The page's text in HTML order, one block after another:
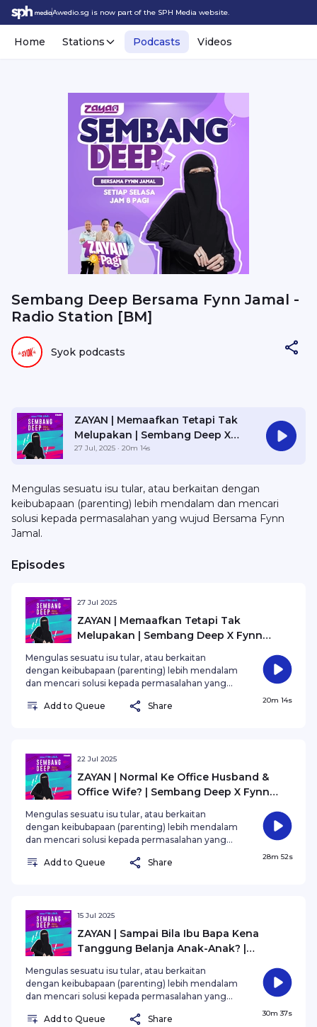
Awedio.sg is now part of the SPH Media website.
Home Stations Podcasts Videos
Sembang Deep Bersama Fynn Jamal -
Radio Station [BM]
Syok podcasts
ZAYAN | Memaafkan Tetapi Tak
Melupakan | Sembang Deep X
Fynn Jamal
27 Jul, 2025 · 20m 14s
Mengulas sesuatu isu tular, atau berkaitan dengan
keibubapaan (parenting) lebih mendalam dan mencari
solusi kepada permasalahan yang wujud Bersama Fynn
Jamal.
Episodes
27 Jul 2025
ZAYAN | Memaafkan Tetapi Tak
Melupakan | Sembang Deep X Fynn
Mengulas sesuatu isu tular, atau berkaitan
dengan keibubapaan (parenting) lebih mendalam
dan mencari solusi kepada permasalahan yang
Add to Queue
Share
20m 14s
22 Jul 2025
ZAYAN | Normal Ke Office Husband &
Office Wife? | Sembang Deep X Fynn
Mengulas sesuatu isu tular, atau berkaitan
dengan keibubapaan (parenting) lebih mendalam
dan mencari solusi kepada permasalahan yang
Add to Queue
Share
28m 52s
15 Jul 2025
ZAYAN | Sampai Bila Ibu Bapa Kena
Tanggung Belanja Anak-Anak? |
Mengulas sesuatu isu tular, atau berkaitan
dengan keibubapaan (parenting) lebih mendalam
dan mencari solusi kepada permasalahan yang
Add to Queue
Share
30m 37s